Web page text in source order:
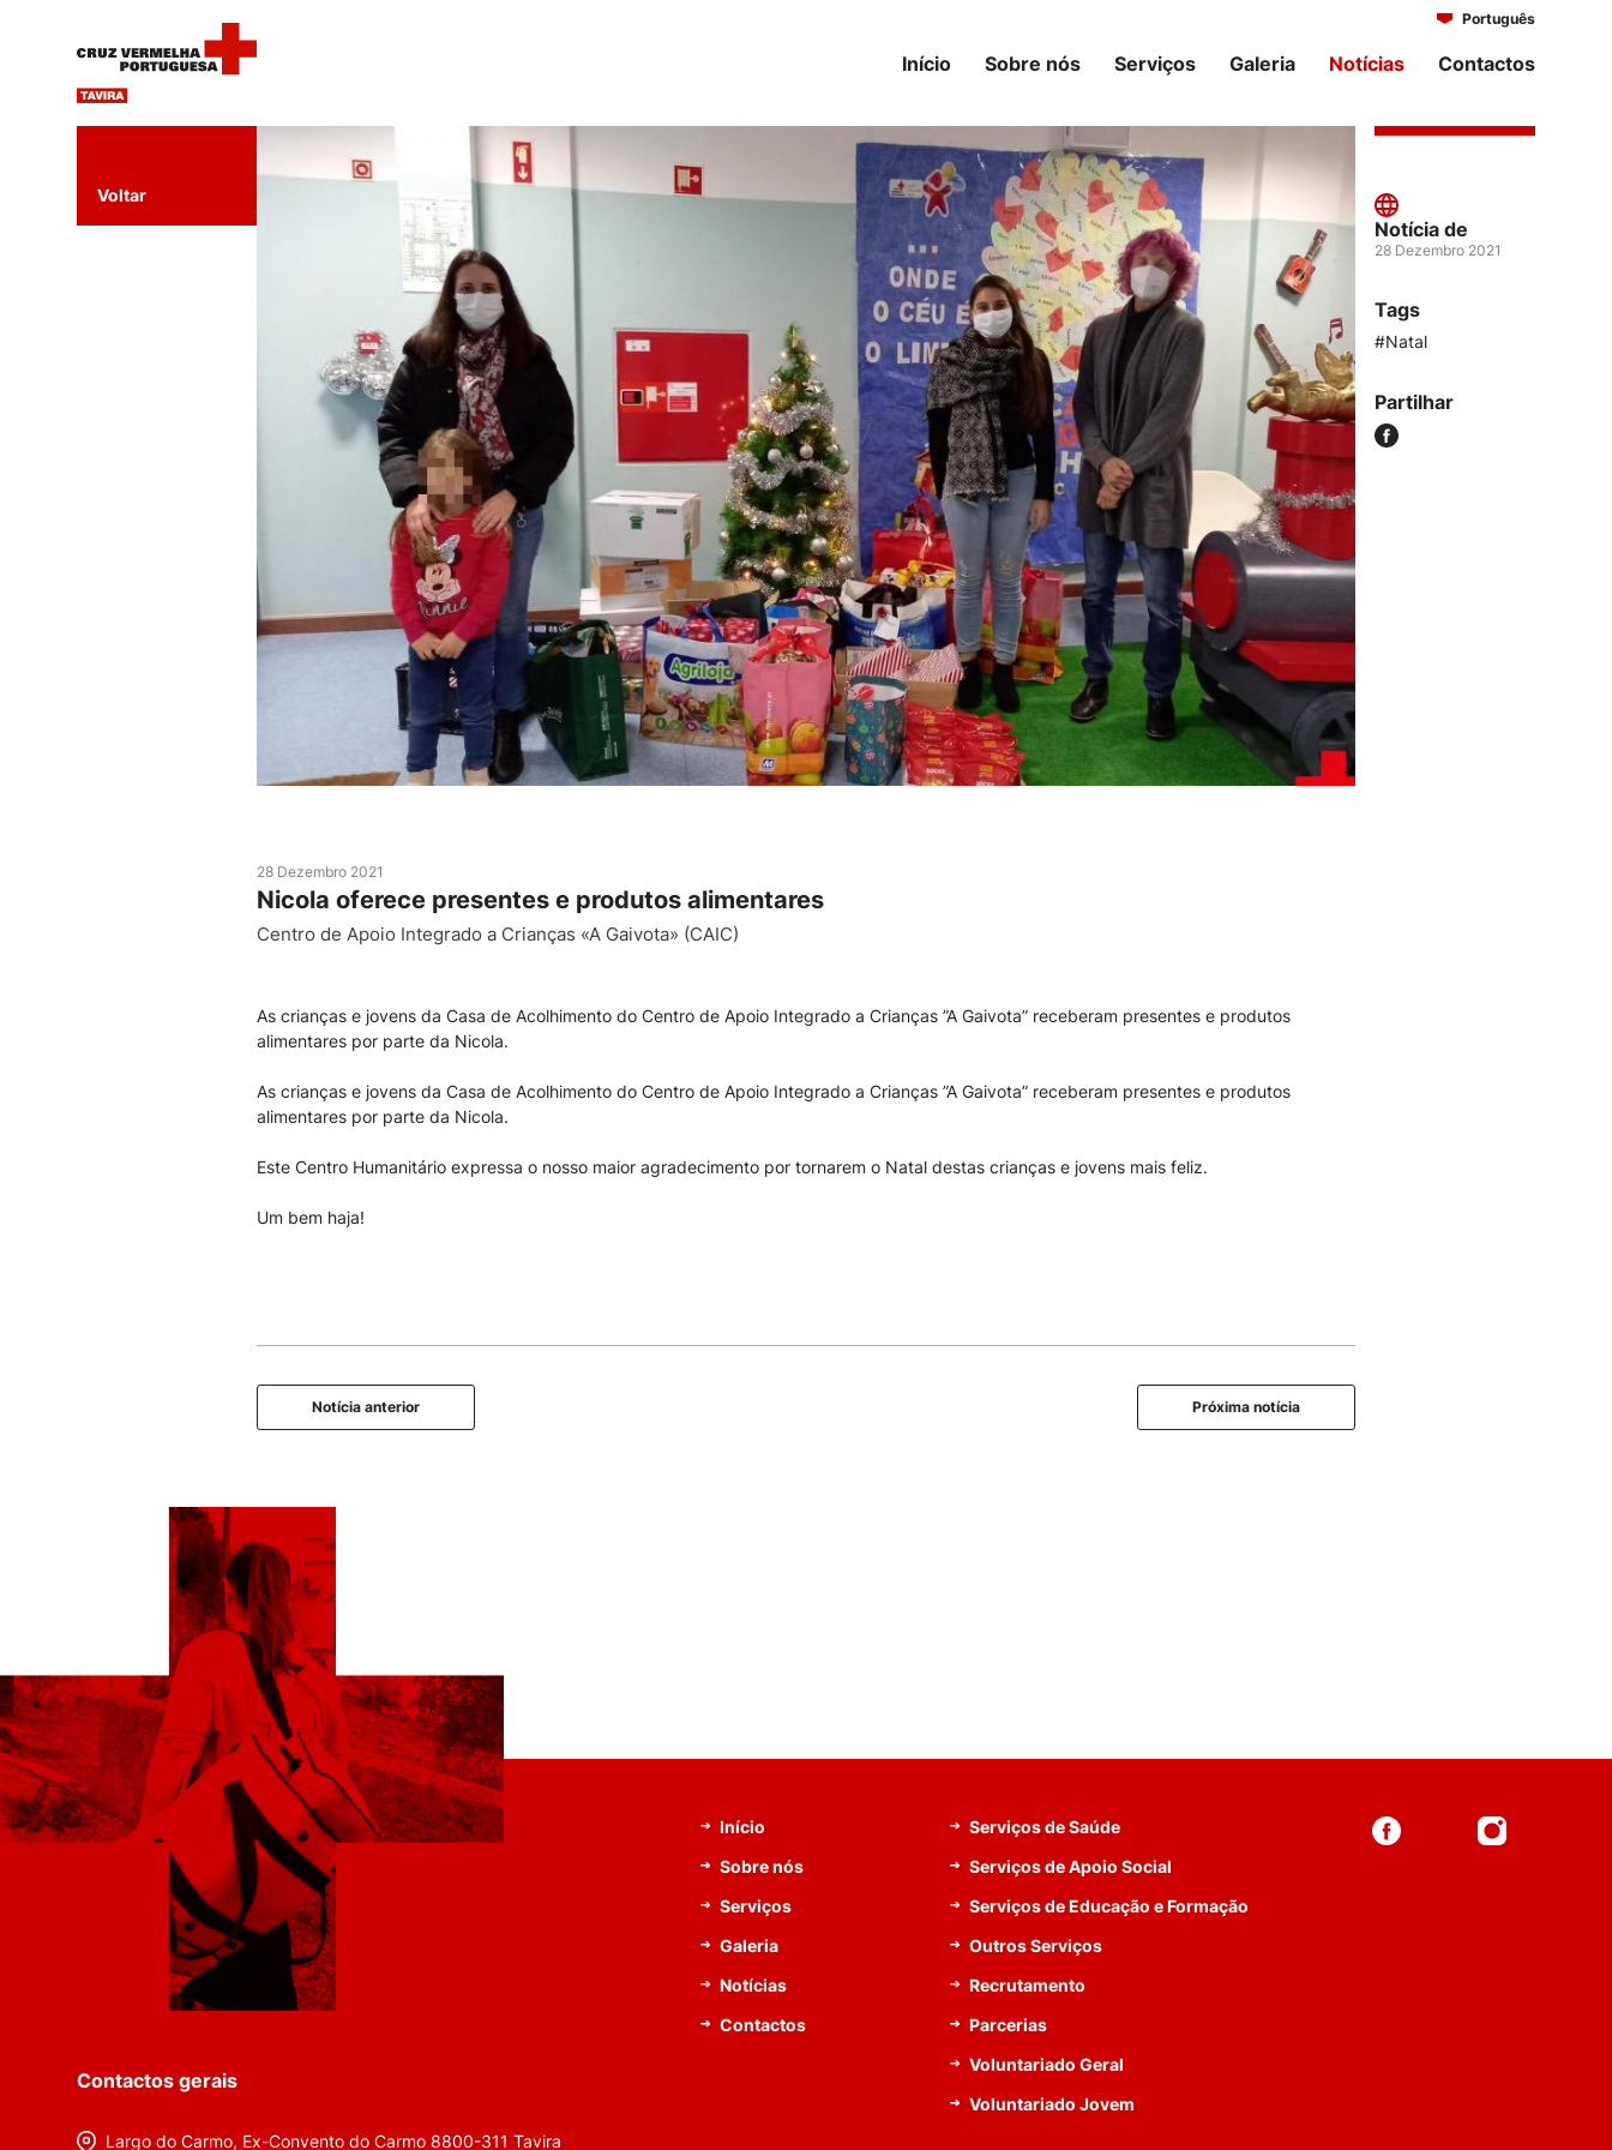
Início Sobre nós Serviços Galeria Notícias Contactos
Português
Italiano
Voltar
Notícia de
28 Dezembro 2021
Tags
#Natal
Partilhar
28 Dezembro 2021
Nicola oferece presentes e produtos alimentares
Centro de Apoio Integrado a Crianças «A Gaivota» (CAIC)
As crianças e jovens da Casa de Acolhimento do Centro de Apoio Integrado a Crianças ”A Gaivota” receberam presentes e produtos
alimentares por parte da Nicola.
As crianças e jovens da Casa de Acolhimento do Centro de Apoio Integrado a Crianças ”A Gaivota” receberam presentes e produtos
alimentares por parte da Nicola.
Este Centro Humanitário expressa o nosso maior agradecimento por tornarem o Natal destas crianças e jovens mais feliz.
Um bem haja!
Notícia anterior Próxima notícia
Contactos gerais
Largo do Carmo, Ex-Convento do Carmo 8800-311 Tavira
Início
Sobre nós
Serviços
Galeria
Notícias
Contactos
Serviços de Saúde
Serviços de Apoio Social
Serviços de Educação e Formação
Outros Serviços
Recrutamento
Parcerias
Voluntariado Geral
Voluntariado Jovem